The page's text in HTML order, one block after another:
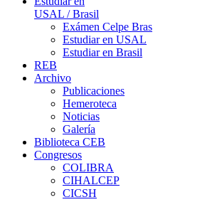
USAL / Brasil
Exámen Celpe Bras
Estudiar en USAL
Estudiar en Brasil
REB
Archivo
Publicaciones
Hemeroteca
Noticias
Galería
Biblioteca CEB
Congresos
COLIBRA
CIHALCEP
CICSH